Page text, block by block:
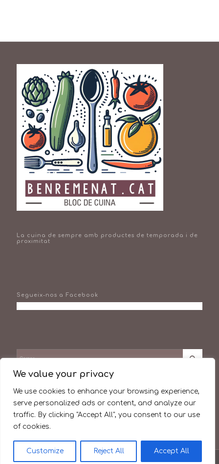
We value your privacy
We use cookies to enhance your browsing experience,
serve personalized ads or content, and analyze our
traffic. By clicking "Accept All", you consent to our use
of cookies.
Customize Reject All Accept All
La cuina de sempre amb productes de temporada i de
proximitat
Segueix-nos a Facebook
Facebook
Instagram
© Copyright -BenRemenat.cat-Enfold Theme by Kriesi